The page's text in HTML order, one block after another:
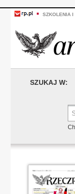
SZKOLENIA I
SZUKAJ W: